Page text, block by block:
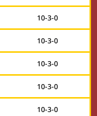
10-3-0
10-3-0
10-3-0
10-3-0
10-3-0